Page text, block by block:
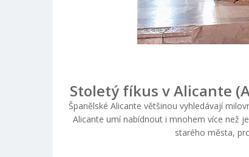
Stoletý fíkus v Alicante
Španělské Alicante většinou vyhledávají
Alicante umí nabídnout i mnohem více než
starého města,